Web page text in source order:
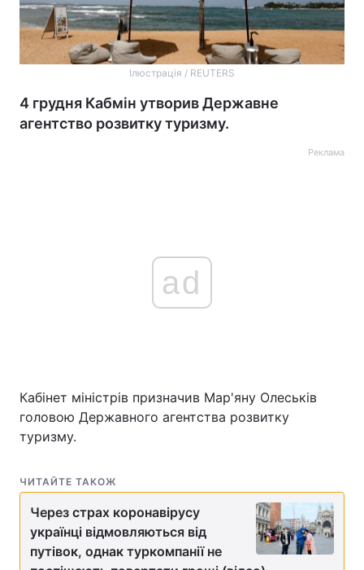
Ілюстрація / REUTERS
4 грудня Кабмін утворив Державне
агентство розвитку туризму.
Реклама
ad
Кабінет міністрів призначив Мар'яну Олеськів
головою Державного агентства розвитку
туризму.
ЧИТАЙТЕ ТАКОЖ
Через страх коронавірусу
українці відмовляються від
путівок, однак туркомпанії не